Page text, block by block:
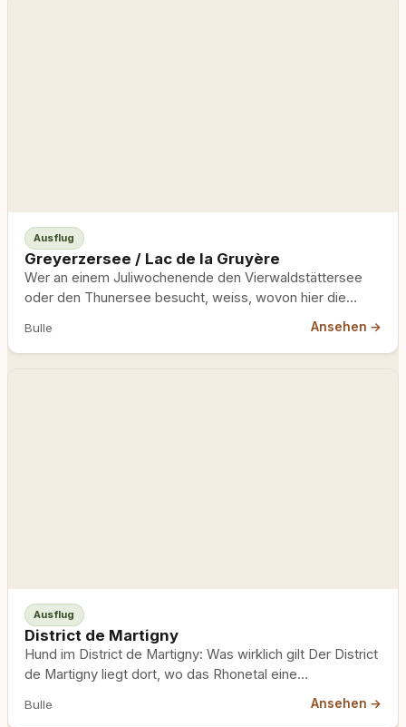
Ausflug
Greyerzersee / Lac de la Gruyère
Wer an einem Juliwochenende den Vierwaldstättersee
oder den Thunersee besucht, weiss, wovon hier die
Bulle Ansehen →
Ausflug
District de Martigny
Hund im District de Martigny: Was wirklich gilt Der District
de Martigny liegt dort, wo das Rhonetal eine…
Bulle Ansehen →